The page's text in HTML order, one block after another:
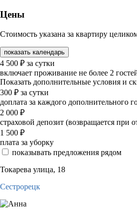
Цены
Стоимость указана за квартиру
показать календарь
4 500 ₽ за сутки
включает проживание не более 2
Показать дополнительные условия и
300 ₽ за сутки
доплата за каждого дополнительного
2 000 ₽
страховой депозит (возвращается при
1 500 ₽
плата за уборку
показывать предложения рядом
Токарева улица, 18
Сестрорецк